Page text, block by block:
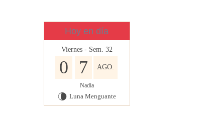
Hoy en día
Viernes - Sem. 32
0 7 AGO.
Nadia
V Luna Menguante